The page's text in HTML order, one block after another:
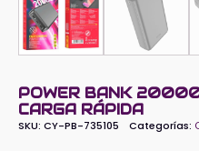
POWER BANK
CARGA RÁPIDA
SKU: CY-PB-735105 Categorías: